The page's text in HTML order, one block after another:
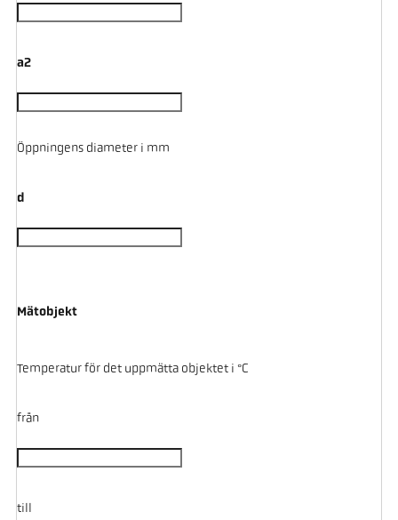
a2
Öppningens diameter i mm
d
Mätobjekt
Temperatur för det uppmätta objektet i °C
från
till